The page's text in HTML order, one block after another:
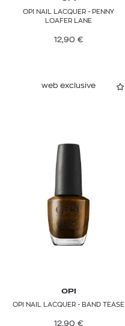
OPI NAIL LACQUER - PENNY
LOAFER LANE
12,90 €
web exclusive
OPI
OPI NAIL LACQUER - BAND TEASE
12,90 €